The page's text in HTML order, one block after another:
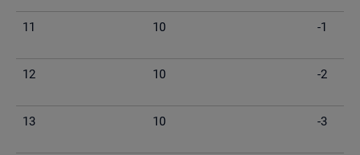
11 10 -1
12 10 -2
13 10 -3